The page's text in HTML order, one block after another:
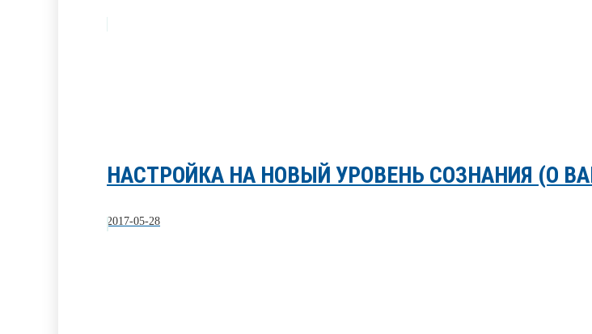
НАСТРОЙКА НА НОВЫЙ УРОВЕНЬ СОЗНАНИЯ (О
2017-05-28